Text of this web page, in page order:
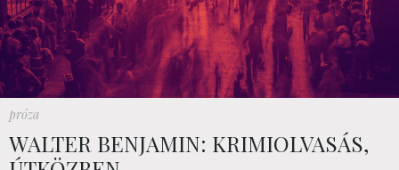
próza
WALTER BENJAMIN: KRIMIOLVASÁS,